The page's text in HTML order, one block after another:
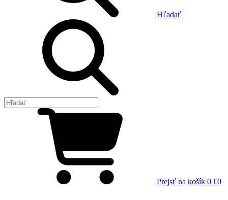
Hľadať
Prejsť na košík 0 €0